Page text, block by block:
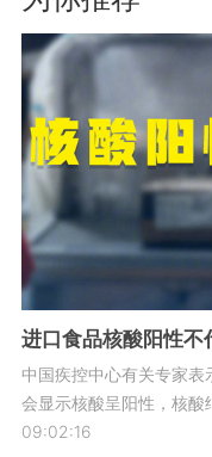
进口食品核酸阳性不
中国疾控中心有关专家
会显示核酸呈阳性，核酸
09:02:16